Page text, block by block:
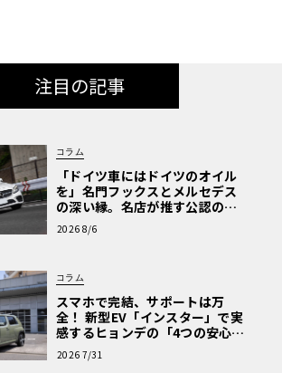
注目の記事
コラム
「ドイツ車にはドイツのオイル
を」名門フックスとメルセデス
の深い縁。名店が推す公認の安
心と、Cクラスで味わうシルキー
な走り〈PR〉
2026 8/6
コラム
スマホで完結、サポートは万
全！ 新型EV「インスター」で実
感するヒョンデの「4つの安心」
【第1回・ヒョンデ6つの疑問：
Why? Hyundai?】〈PR〉
2026 7/31